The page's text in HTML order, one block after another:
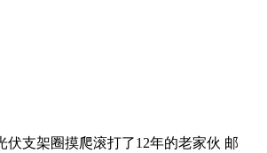
伏支架圈摸爬滚打了12年的老家伙 邮